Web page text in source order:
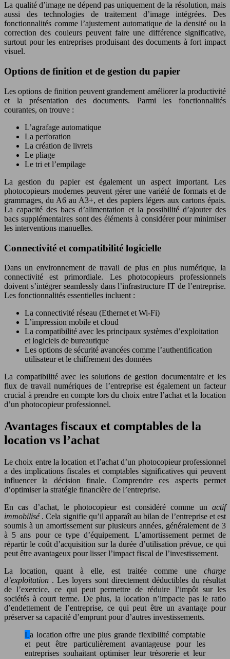
La qualité d’image ne dépend pas uniquement de la résolution, mais
aussi des technologies de traitement d’image intégrées. Des
fonctionnalités comme l’ajustement automatique de la densité ou la
correction des couleurs peuvent faire une différence significative,
surtout pour les entreprises produisant des documents à fort impact
visuel.
Options de finition et de gestion du papier
Les options de finition peuvent grandement améliorer la productivité
et la présentation des documents. Parmi les fonctionnalités
courantes, on trouve :
L’agrafage automatique
La perforation
La création de livrets
Le pliage
Le tri et l’empilage
La gestion du papier est également un aspect important. Les
photocopieurs modernes peuvent gérer une variété de formats et de
grammages, du A6 au A3+, et des papiers légers aux cartons épais.
La capacité des bacs d’alimentation et la possibilité d’ajouter des
bacs supplémentaires sont des éléments à considérer pour minimiser
les interventions manuelles.
Connectivité et compatibilité logicielle
Dans un environnement de travail de plus en plus numérique, la
connectivité est primordiale. Les photocopieurs professionnels
doivent s’intégrer seamlessly dans l’infrastructure IT de l’entreprise.
Les fonctionnalités essentielles incluent :
La connectivité réseau (Ethernet et Wi-Fi)
L’impression mobile et cloud
La compatibilité avec les principaux systèmes d’exploitation
et logiciels de bureautique
Les options de sécurité avancées comme l’authentification
utilisateur et le chiffrement des données
La compatibilité avec les solutions de gestion documentaire et les
flux de travail numériques de l’entreprise est également un facteur
crucial à prendre en compte lors du choix entre l’achat et la location
d’un photocopieur professionnel.
Avantages fiscaux et comptables de la
location vs l’achat
Le choix entre la location et l’achat d’un photocopieur professionnel
a des implications fiscales et comptables significatives qui peuvent
influencer la décision finale. Comprendre ces aspects permet
d’optimiser la stratégie financière de l’entreprise.
En cas d’achat, le photocopieur est considéré comme un actif
immobilisé . Cela signifie qu’il apparaît au bilan de l’entreprise et est
soumis à un amortissement sur plusieurs années, généralement de 3
à 5 ans pour ce type d’équipement. L’amortissement permet de
répartir le coût d’acquisition sur la durée d’utilisation prévue, ce qui
peut être avantageux pour lisser l’impact fiscal de l’investissement.
La location, quant à elle, est traitée comme une charge
d’exploitation . Les loyers sont directement déductibles du résultat
de l’exercice, ce qui peut permettre de réduire l’impôt sur les
sociétés à court terme. De plus, la location n’impacte pas le ratio
d’endettement de l’entreprise, ce qui peut être un avantage pour
préserver sa capacité d’emprunt pour d’autres investissements.
La location offre une plus grande flexibilité comptable
et peut être particulièrement avantageuse pour les
entreprises souhaitant optimiser leur trésorerie et leur